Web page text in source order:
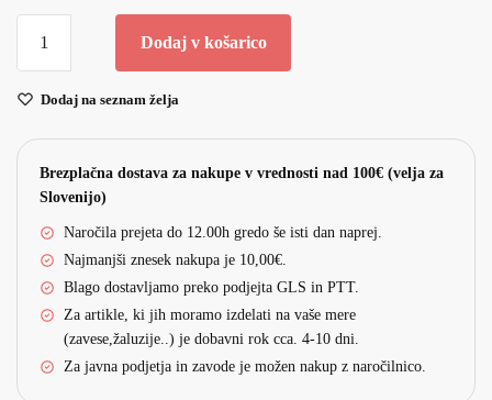
Dodaj v košarico
Dodaj na seznam želja
Brezplačna dostava za nakupe v vrednosti nad 100€ (velja za
Slovenijo)
Naročila prejeta do 12.00h gredo še isti dan naprej.
Najmanjši znesek nakupa je 10,00€.
Blago dostavljamo preko podjejta GLS in PTT.
Za artikle, ki jih moramo izdelati na vaše mere
(zavese,žaluzije..) je dobavni rok cca. 4-10 dni.
Za javna podjetja in zavode je možen nakup z naročilnico.